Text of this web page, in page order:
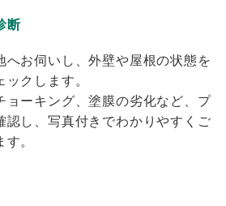
断
へお伺いし、外壁や屋根の状態を
クします。
ョーキング、塗膜の劣化など、プ
認し、写真付きでわかりやすくご
。